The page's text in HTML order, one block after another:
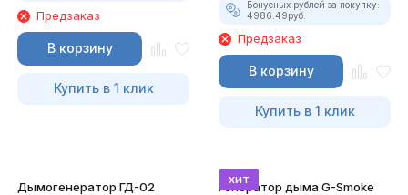
Предзаказ
В корзину
Купить в 1 клик
Бонусных рублей за покупку:
4986.49руб.
Предзаказ
В корзину
Купить в 1 клик
Дымогенератор ГД-02
хит
Генератор дыма G-Smoke